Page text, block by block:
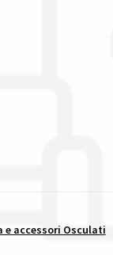
e accessori Osculati